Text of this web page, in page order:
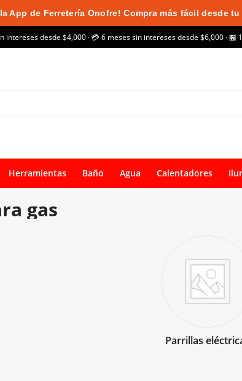
la App de Ferretería Onofre! Compra más fácil desde
intereses desde $4,000 · 💳 6 meses sin intereses desde $6,000 ·
Herramientas Baño Agua Calentadores
gas
Parrillas